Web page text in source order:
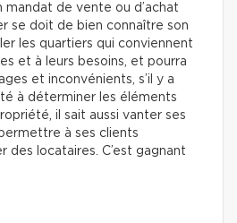
mandat de vente ou d’achat
se doit de bien connaître son
les quartiers qui conviennent
et à leurs besoins, et pourra
et inconvénients, s’il y a
à déterminer les éléments
il sait aussi vanter ses
à ses clients
des locataires. C’est gagnant